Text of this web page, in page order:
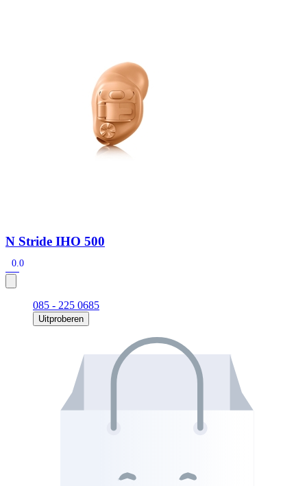
Signia Pure BCT IX
Audio Service R LI 7
HoortoestelbatterijenWidex filters
Onderhoudsartikelen
Signia Active Mini IX - Oplaadbaar
De Signia Active Mini IX is het nieuwste hoortoestel van Signia.
N Stride IHO 500
0.0
085 - 225 0685
Uitproberen